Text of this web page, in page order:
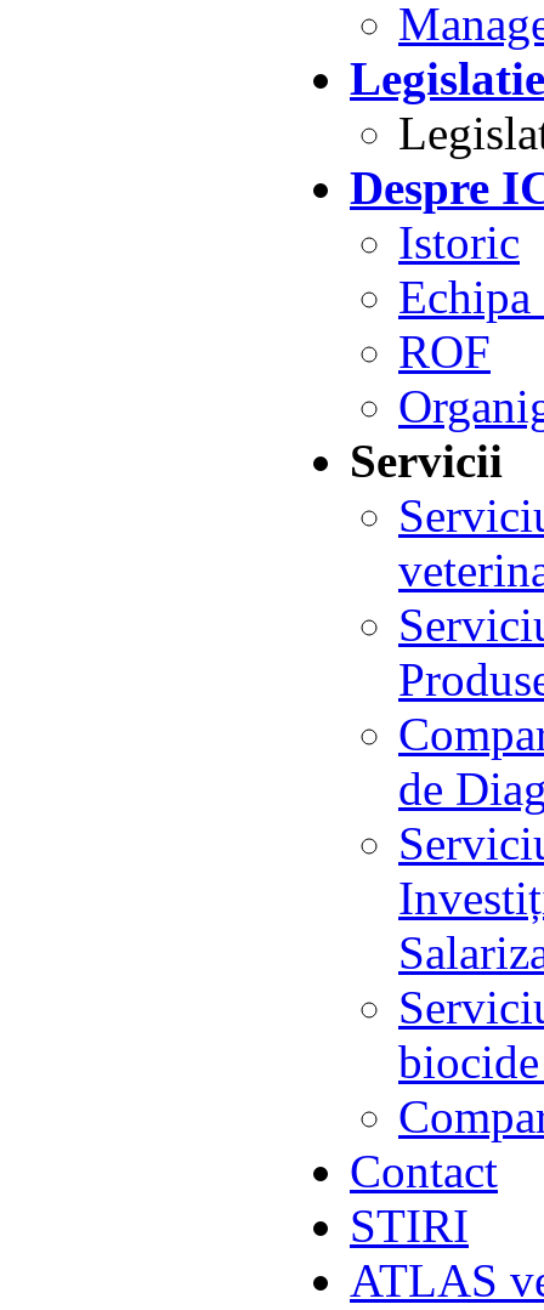
Legislatie
Despre
Istoric
ROF
Servicii
de
Contact
STIRI
ATLAS